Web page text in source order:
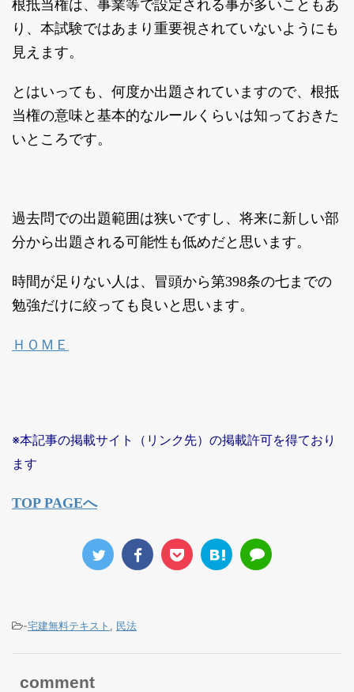
根抵当権は、事業等で設定される事が多いこともあ
り、本試験ではあまり重要視されていないようにも
見えます。
とはいっても、何度か出題されていますので、根抵
当権の意味と基本的なルールくらいは知っておきた
いところです。
過去問での出題範囲は狭いですし、将来に新しい部
分から出題される可能性も低めだと思います。
時間が足りない人は、冒頭から第398条の七までの
勉強だけに絞っても良いと思います。
ＨＯＭＥ
※本記事の掲載サイト（リンク先）の掲載許可を得ており
ます
TOP PAGEへ
-宅建無料テキスト , 民法
comment